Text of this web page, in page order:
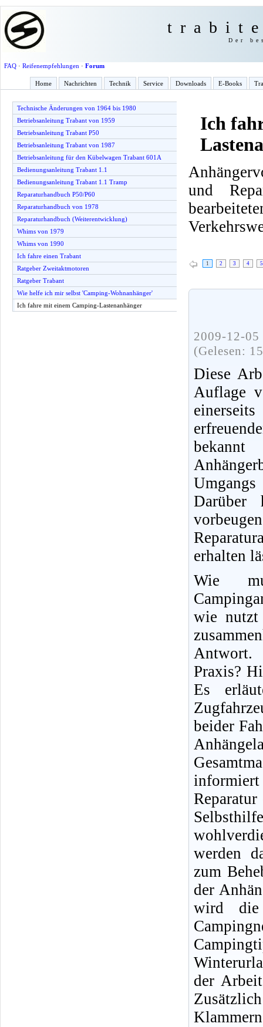
Der
FAQ· Reifenempfehlungen · Forum
Home Nachrichten Technik Service Downloads E-Books
Technische Änderungen von 1964 bis 1980
Betriebsanleitung Trabant von 1959
Betriebsanleitung Trabant P50
Betriebsanleitung Trabant von 1987
Betriebsanleitung für den Kübelwagen Trabant 601A
Bedienungsanleitung Trabant 1.1
Bedienungsanleitung Trabant 1.1 Tramp
Reparaturhandbuch P50/P60
Reparaturhandbuch von 1978
Reparaturhandbuch (Weiterentwicklung)
Whims von 1979
Whims von 1990
Ich fahre einen Trabant
Ratgeber Zweitaktmotoren
Ratgeber Trabant
Wie helfe ich mir selbst 'Camping-Wohnanhänger'
Ich fahre mit einem Camping-Lastenanhänger
Ich
und
1 2 3 4 5
2009-12-
(Gelesen:
Diese
Auflage
erhalten
Wie
wie nutzt
Antwort.
Praxis?
Es
beider
werden
zum
der
wird
der